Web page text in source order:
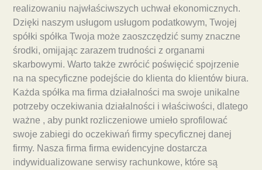
realizowaniu najwłaściwszych uchwał ekonomicznych.
Dzięki naszym usługom usługom podatkowym, Twojej
spółki spółka Twoja może zaoszczędzić sumy znaczne
środki, omijając zarazem trudności z organami
skarbowymi. Warto także zwrócić poświęcić spojrzenie
na na specyficzne podejście do klienta do klientów biura.
Każda spółka ma firma działalności ma swoje unikalne
potrzeby oczekiwania działalności i właściwości, dlatego
ważne , aby punkt rozliczeniowe umieło sprofilować
swoje zabiegi do oczekiwań firmy specyficznej danej
firmy. Nasza firma firma ewidencyjne dostarcza
indywidualizowane serwisy rachunkowe, które są